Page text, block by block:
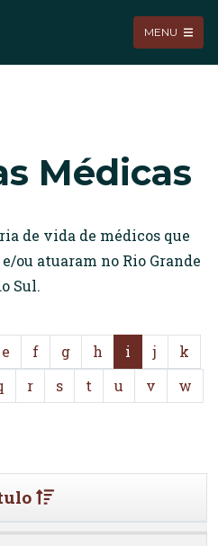
MENU
Médicas
de vida de médicos que
ou atuaram no Rio Grande
Sul.
e f g h i j
k
r s t u v
w